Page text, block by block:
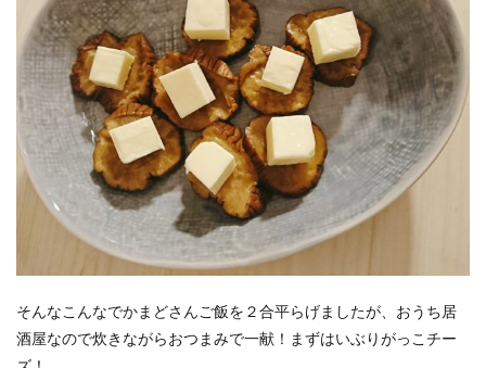
そんなこんなでかまどさんご飯を２合平らげましたが、おうち居
酒屋なので炊きながらおつまみで一献！まずはいぶりがっこチー